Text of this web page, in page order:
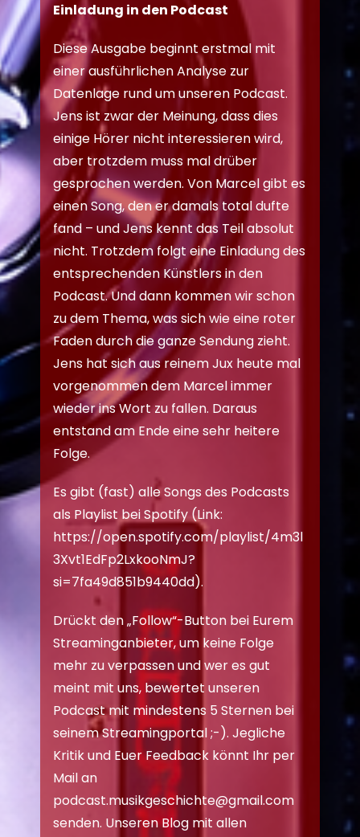
Einladung in den Podcast
Diese Ausgabe beginnt erstmal mit
einer ausführlichen Analyse zur
Datenlage rund um unseren Podcast.
Jens ist zwar der Meinung, dass dies
einige Hörer nicht interessieren wird,
aber trotzdem muss mal drüber
gesprochen werden. Von Marcel gibt es
einen Song, den er damals total dufte
fand – und Jens kennt das Teil absolut
nicht. Trotzdem folgt eine Einladung des
entsprechenden Künstlers in den
Podcast. Und dann kommen wir schon
zu dem Thema, was sich wie eine roter
Faden durch die ganze Sendung zieht.
Jens hat sich aus reinem Jux heute mal
vorgenommen dem Marcel immer
wieder ins Wort zu fallen. Daraus
entstand am Ende eine sehr heitere
Folge.
Es gibt (fast) alle Songs des Podcasts
als Playlist bei Spotify (Link:
https://open.spotify.com/playlist/4m3l
3Xvt1EdFp2LxkooNmJ?
si=7fa49d851b9440dd).
Drückt den „Follow“-Button bei Eurem
Streaminganbieter, um keine Folge
mehr zu verpassen und wer es gut
meint mit uns, bewertet unseren
Podcast mit mindestens 5 Sternen bei
seinem Streamingportal ;-). Jegliche
Kritik und Euer Feedback könnt Ihr per
Mail an
podcast.musikgeschichte@gmail.com
senden. Unseren Blog mit allen